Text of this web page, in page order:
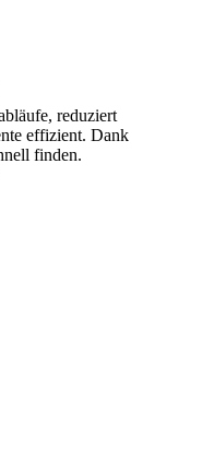
reduziert
effizient. Dank
finden.